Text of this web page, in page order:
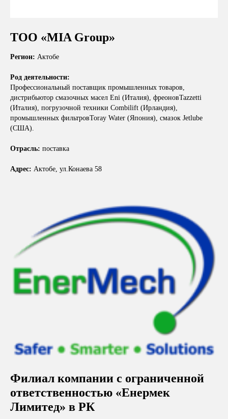
ТОО «MIA Group»
Регион: Актобе
Род деятельности:
Профессиональный поставщик промышленных товаров,
дистрибьютор смазочных масел Eni (Италия), фреоновTazzetti
(Италия), погрузочной техники Combilift (Ирландия),
промышленных фильтровToray Water (Япония), смазок Jetlube
(США).
Отрасль: поставка
Адрес: Актобе, ул.Конаева 58
Филиал компании с ограниченной
ответственностью «Енермек
Лимитед» в РК